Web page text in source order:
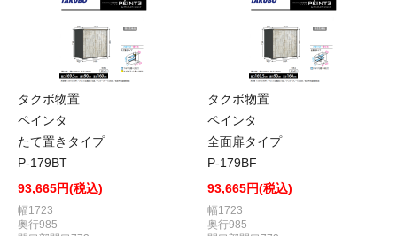
タクボ物置
ペインタ
たて置きタイプ
P-179BT
93,665円(税込)
幅1723
奥行985
タクボ物置
ペインタ
全面扉タイプ
P-179BF
93,665円(税込)
幅1723
奥行985